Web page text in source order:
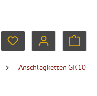
Du hast 0 Produkte
Anschlagketten GK10